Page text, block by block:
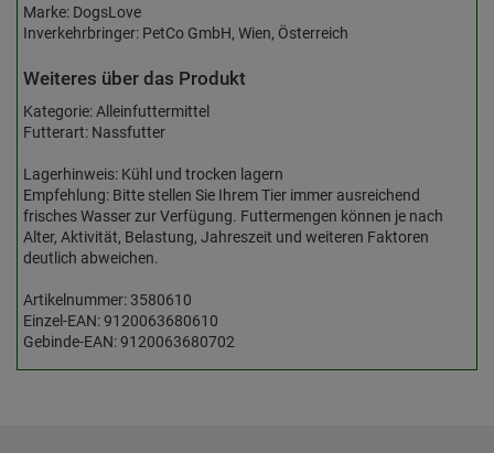
Marke: DogsLove
Inverkehrbringer: PetCo GmbH, Wien, Österreich
Weiteres über das Produkt
Kategorie: Alleinfuttermittel
Futterart: Nassfutter
Lagerhinweis: Kühl und trocken lagern
Empfehlung: Bitte stellen Sie Ihrem Tier immer ausreichend
frisches Wasser zur Verfügung. Futtermengen können je nach
Alter, Aktivität, Belastung, Jahreszeit und weiteren Faktoren
deutlich abweichen.
Artikelnummer: 3580610
Einzel-EAN: 9120063680610
Gebinde-EAN: 9120063680702